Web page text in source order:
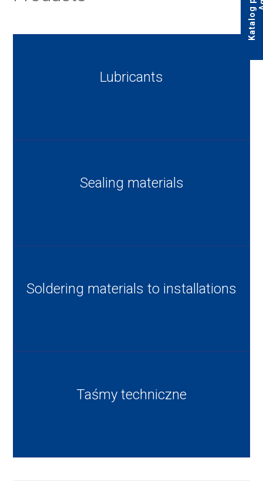
Lubricants
Sealing materials
Soldering materials to installations
Taśmy techniczne